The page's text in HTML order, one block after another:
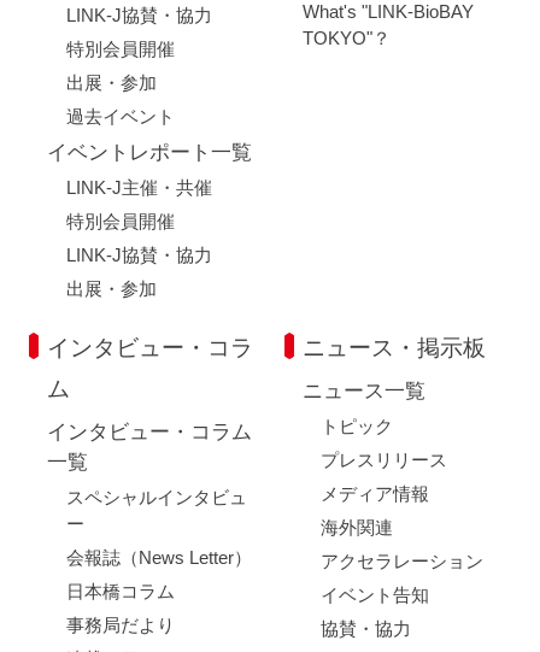
LINK-J協賛・協力
特別会員開催
出展・参加
過去イベント
イベントレポート一覧
LINK-J主催・共催
特別会員開催
LINK-J協賛・協力
出展・参加
What's "LINK-BioBAY
TOKYO"？
インタビュー・コラ
ム
インタビュー・コラム
一覧
スペシャルインタビュ
ー
会報誌（News Letter）
日本橋コラム
事務局だより
ニュース・掲示板
ニュース一覧
トピック
プレスリリース
メディア情報
海外関連
アクセラレーション
イベント告知
協賛・協力